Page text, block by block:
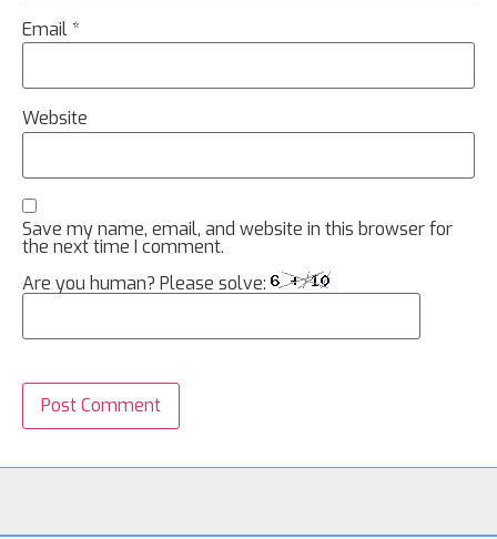
Email*
Website
Save my name, email, and website in this browser for
the next time I comment.
Are you human? Please solve: